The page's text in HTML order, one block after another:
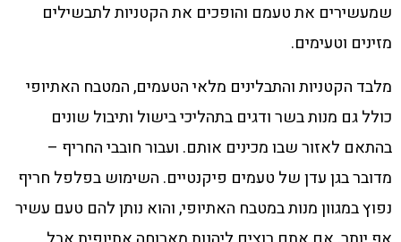
שמעשירים את טעמם והופכים את הקטניות לתבשילים
מזינים וטעימים.
מלבד הקטניות והתבלינים מלאי הטעמים, המטבח האתיופי
כולל גם מנות בשר ודגים בתהליכי בישול ותיבול שונים
בהתאם לאזור שבו מכינים אותם. ועבור חובבי החריף –
מדובר בגן עדן של טעמים פיקנטיים. השימוש בפלפל חריף
נפוץ במגוון מנות במטבח האתיופי, והוא נותן להם טעם עשיר